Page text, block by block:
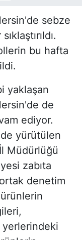
sebze
bu hafta
yaklaşan
de
ediyor.
yürütülen
Müdürlüğü
zabıta
denetim
yerlerindeki